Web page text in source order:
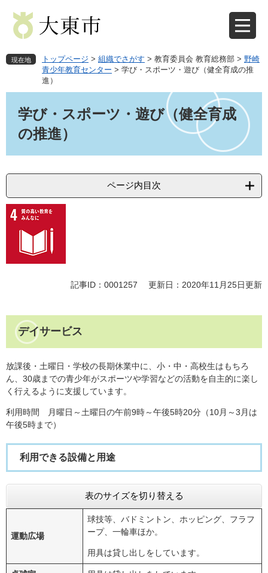
先
す
を
し
現在地 トップページ > 組織でさがす > 教育委員会 教育総務部 > 野崎
青少年教育センター > 学び・スポーツ・遊び（健全育成の推
進）
学び・スポーツ・遊び（健全育成
の推進）
ページ内目次
記事ID：0001257 更新日：2020年11月25日更新
デイサービス
放課後・土曜日・学校の長期休業中に、小・中・高校生はもちろ
ん、30歳までの青少年がスポーツや学習などの活動を自主的に楽し
く行えるように支援しています。
利用時間 月曜日～土曜日の午前9時～午後5時20分（10月～3月は
午後5時まで）
利用できる設備と用途
表のサイズを切り替える
運動広場
球技等、バドミントン、ホッピング、フラフ
ープ、一輪車ほか。
用具は貸し出しをしています。